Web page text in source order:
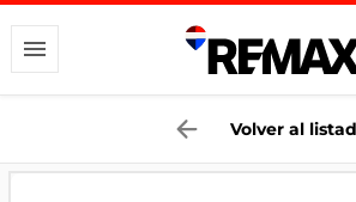
Volver al